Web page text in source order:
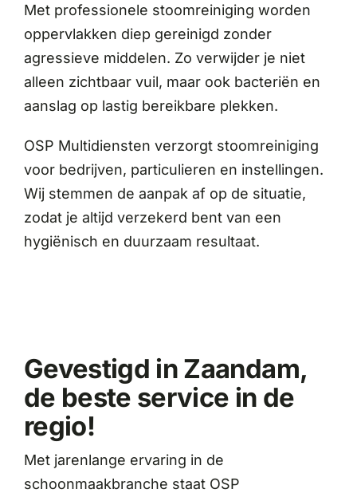
Met professionele stoomreiniging worden
oppervlakken diep gereinigd zonder
agressieve middelen. Zo verwijder je niet
alleen zichtbaar vuil, maar ook bacteriën en
aanslag op lastig bereikbare plekken.
OSP Multidiensten verzorgt stoomreiniging
voor bedrijven, particulieren en instellingen.
Wij stemmen de aanpak af op de situatie,
zodat je altijd verzekerd bent van een
hygiënisch en duurzaam resultaat.
Gevestigd in Zaandam,
de beste service in de
regio!
Met jarenlange ervaring in de
schoonmaakbranche staat OSP